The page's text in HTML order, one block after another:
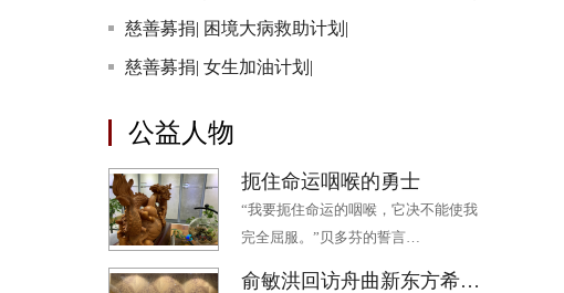
慈善募捐| 困境大病救助计划|
慈善募捐| 女生加油计划|
公益人物
扼住命运咽喉的勇士
“我要扼住命运的咽喉，它决不能使我
完全屈服。”贝多芬的誓言…
俞敏洪回访舟曲新东方希望小学 十年持续帮扶为山区孩子点燃希望